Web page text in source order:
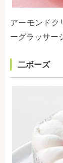
アーモンドク
ーグラッサー
二ボーズ